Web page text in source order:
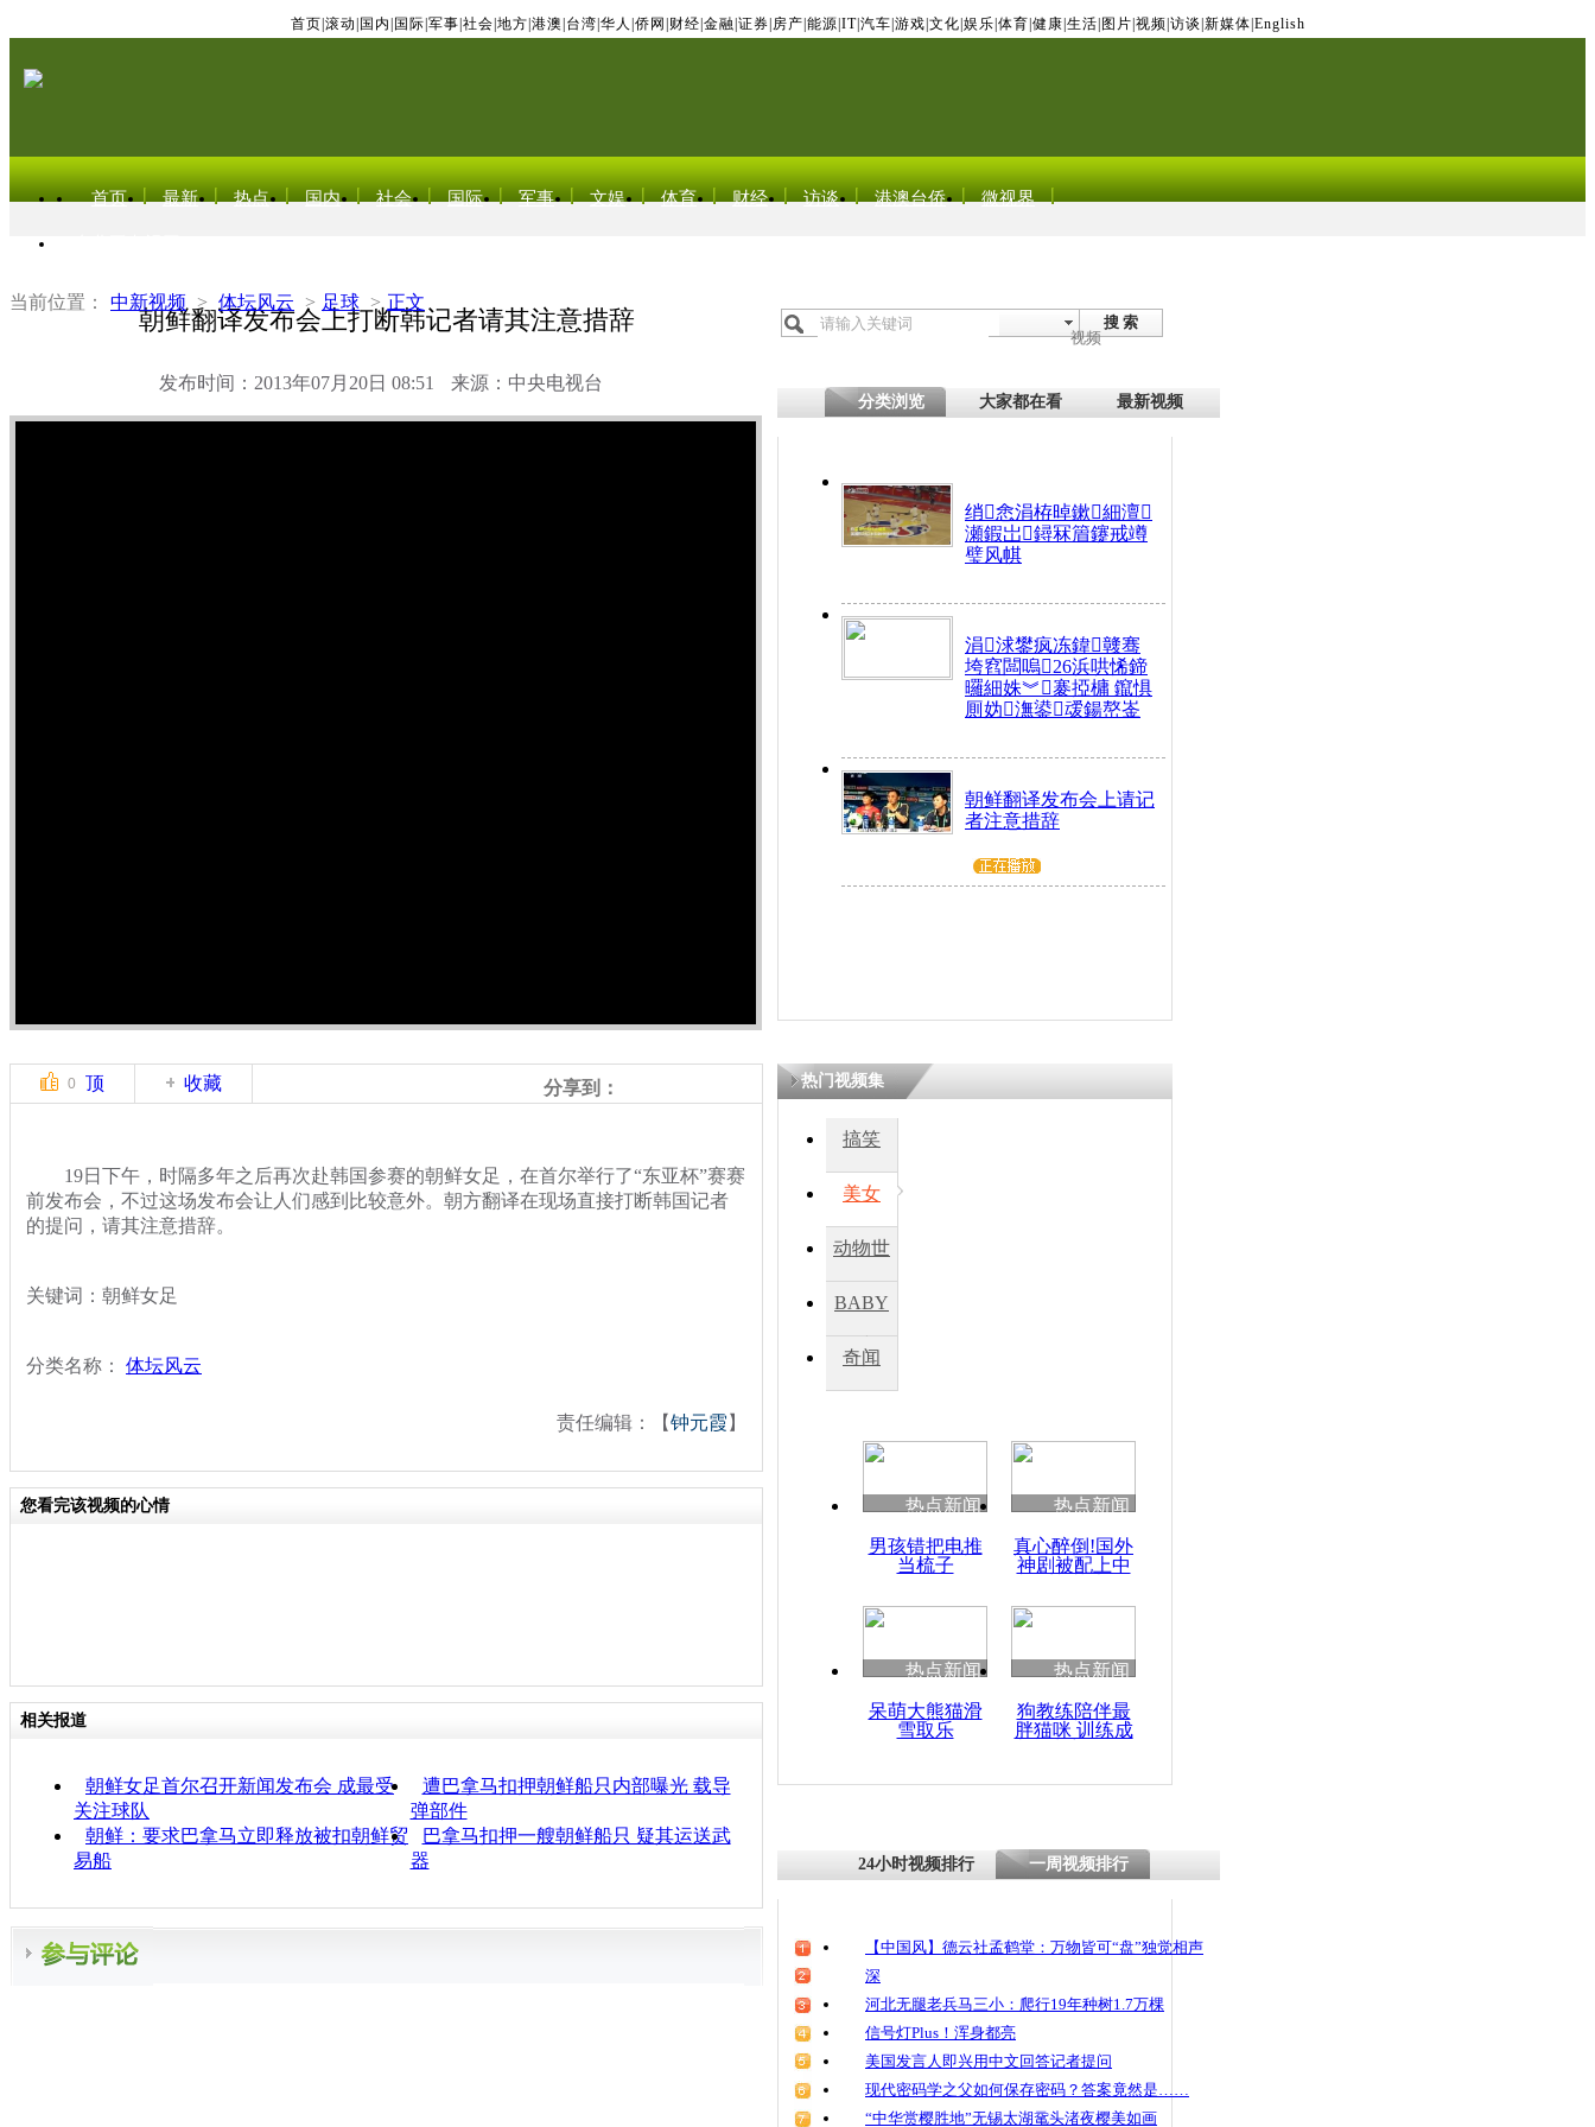
首页 滚动 国内 国际 军事 社会 地方 港澳 台湾 华人 侨网 财经 金融 证券 房产 能源 IT| 汽车 游戏 文化 娱乐 体育 健康 生活 图片 视频 访谈 新媒体 English
首页 最新 热点 国内 社会 国际 军事 文娱 体育 财经 访谈 港澳台侨 微视界
当前位置： 中新视频 > 体坛风云 > 足球 > 正文
朝鲜翻译发布会上打断韩记者请其注意措辞
发布时间：2013年07月20日 08:51 来源：中央电视台
搜 索
视频
分类浏览 大家都在看 最新视频
绡悆涓栫晫鏉細澶
瀬鍜岀鐞冧篃鑳戒竴
璧风帺
涓浗鐢疯冻鍏竷骞
垮窞闆嗚26浜哄悕鍗
曪細姝︾褰掗槦 鑹惧
厠妫潕鍙叆鍚嶅崟
朝鲜翻译发布会上请记
者注意措辞
0 顶 收藏 分享到：
19日下午，时隔多年之后再次赴韩国参赛的朝鲜女足，在首尔举行了“东亚杯”赛赛
前发布会，不过这场发布会让人们感到比较意外。朝方翻译在现场直接打断韩国记者
的提问，请其注意措辞。
关键词：朝鲜女足
分类名称： 体坛风云
责任编辑：【钟元霞 】
您看完该视频的心情
相关报道
朝鲜女足首尔召开新闻发布会 成最受
关注球队
遭巴拿马扣押朝鲜船只内部曝光 载导
弹部件
朝鲜：要求巴拿马立即释放被扣朝鲜贸
易船
巴拿马扣押一艘朝鲜船只 疑其运送武
器
热门视频集
搞笑
美女
动物世
BABY
秀
奇闻
热点新闻
男孩错把电推
当梳子
热点新闻
真心醉倒!国外
神剧被配上中
热点新闻
呆萌大熊猫滑
雪取乐
热点新闻
狗教练陪伴最
胖猫咪 训练成
24小时视频排行 一周视频排行
【中国风】德云社孟鹤堂：万物皆可“盘”独觉相声
深
河北无腿老兵马三小：爬行19年种树1.7万棵
信号灯Plus！浑身都亮
美国发言人即兴用中文回答记者提问
现代密码学之父如何保存密码？答案竟然是……
“中华赏樱胜地”无锡太湖鼋头渚夜樱美如画